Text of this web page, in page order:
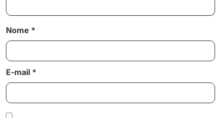
Nome *
E-mail *